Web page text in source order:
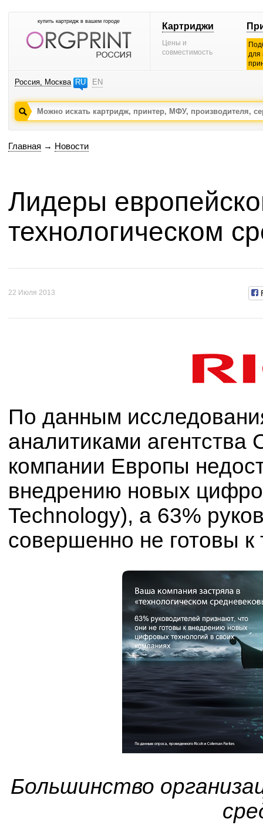
купить картридж в вашем городе Картриджи
Цены и
совместимость
для
Россия, Москва RU EN
Главная → Новости
Лидеры
технологическом
22 Июля 2013
По данным
аналитиками
компании Европы
внедрению новых
Technology), а 63%
совершенно не готовы
Большинство